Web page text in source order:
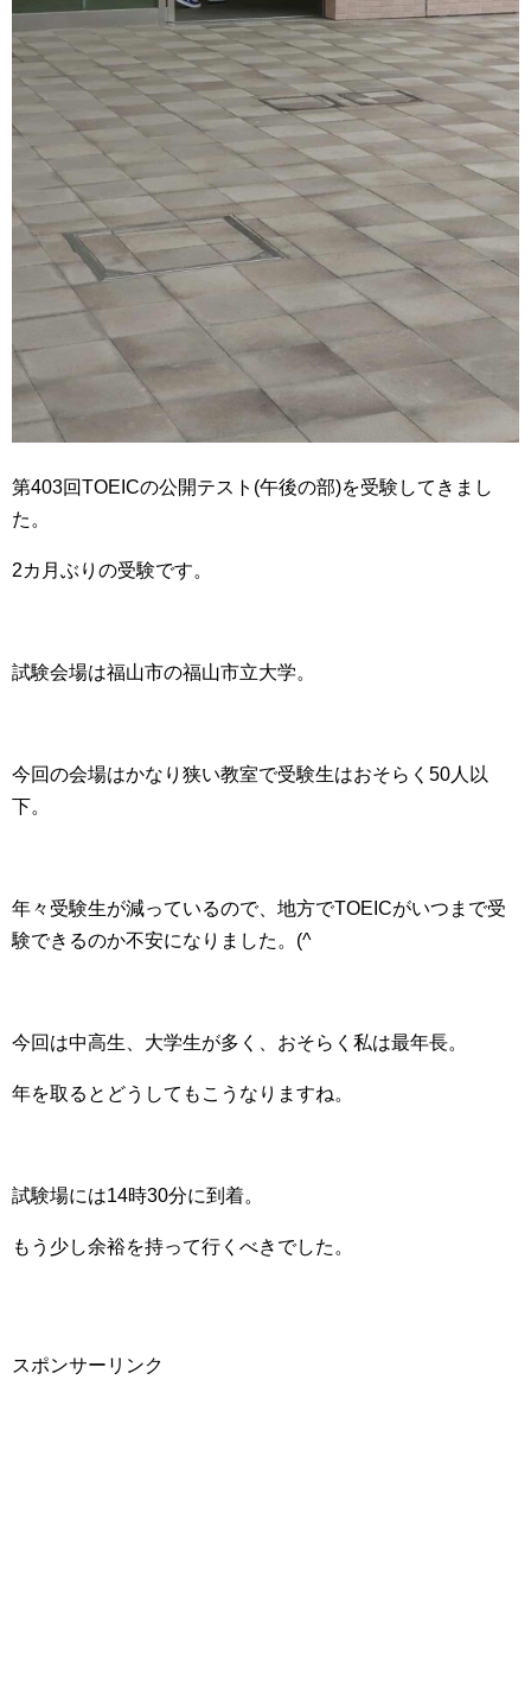
第403回TOEICの公開テスト(午後の部)を受験してきまし
た。
2カ月ぶりの受験です。
試験会場は福山市の福山市立大学。
今回の会場はかなり狭い教室で受験生はおそらく50人以
下。
年々受験生が減っているので、地方でTOEICがいつまで受
験できるのか不安になりました。(^
今回は中高生、大学生が多く、おそらく私は最年長。
年を取るとどうしてもこうなりますね。
試験場には14時30分に到着。
もう少し余裕を持って行くべきでした。
スポンサーリンク